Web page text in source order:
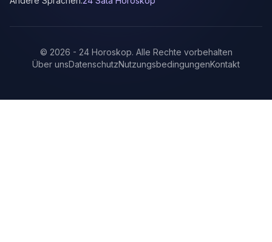
© 2026 - 24 Horoskop. Alle Rechte vorbehalten
Über unsDatenschutzNutzungsbedingungenKontakt